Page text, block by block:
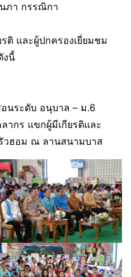
ภา กรรณิกา
ติ และผู้ปกครองเยี่ยมชม
งนี้
นระดับ อนุบาล – ม.6
กร แขกผู้มีเกียรติและ
วฮอม ณ ลานสนามบาส